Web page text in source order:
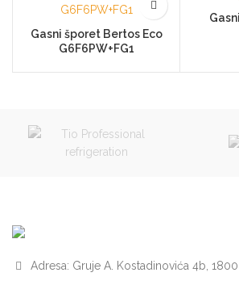
Gasni šporet Bertos Eco
G6F6PW+FG1
Adresa: Gruje A. Kostadinovića 4b,